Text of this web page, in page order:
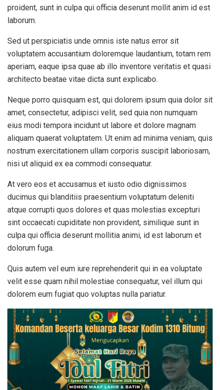
proident, sunt in culpa qui officia deserunt mollit anim id est
laborum.
Sed ut perspiciatis unde omnis iste natus error sit
voluptatem accusantium doloremque laudantium, totam rem
aperiam, eaque ipsa quae ab illo inventore veritatis et quasi
architecto beatae vitae dicta sunt explicabo.
Neque porro quisquam est, qui dolorem ipsum quia dolor sit
amet, consectetur, adipisci velit, sed quia non numquam
eius modi tempora incidunt ut labore et dolore magnam
aliquam quaerat voluptatem. Ut enim ad minima veniam, quis
nostrum exercitationem ullam corporis suscipit laboriosam,
nisi ut aliquid ex ea commodi consequatur.
At vero eos et accusamus et iusto odio dignissimos
ducimus qui blanditiis praesentium voluptatum deleniti
atque corrupti quos dolores et quas molestias excepturi
sint occaecati cupiditate non provident, similique sunt in
culpa qui officia deserunt mollitia animi, id est laborum et
dolorum fuga.
Quis autem vel eum iure reprehenderit qui in ea voluptate
velit esse quam nihil molestiae consequatur, vel illum qui
dolorem eum fugiat quo voluptas nulla pariatur.